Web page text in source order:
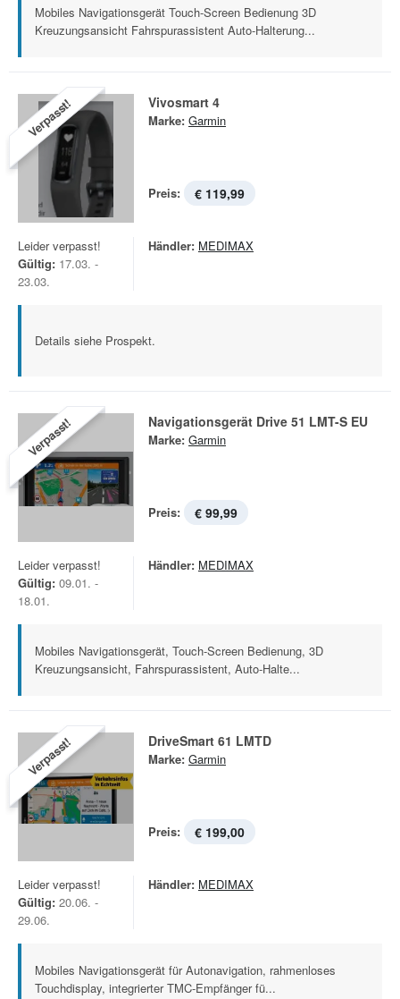
Mobiles Navigationsgerät Touch-Screen Bedienung 3D
Kreuzungsansicht Fahrspurassistent Auto-Halterung...
Verpasst! Vivosmart 4
Marke: Garmin
Preis: € 119,99
Leider verpasst!
Gültig: 17.03. -
23.03.
Händler: MEDIMAX
Details siehe Prospekt.
Verpasst! Navigationsgerät Drive 51 LMT-S EU
Marke: Garmin
Preis: € 99,99
Leider verpasst!
Gültig: 09.01. -
18.01.
Händler: MEDIMAX
Mobiles Navigationsgerät, Touch-Screen Bedienung, 3D
Kreuzungsansicht, Fahrspurassistent, Auto-Halte...
Verpasst! DriveSmart 61 LMTD
Marke: Garmin
Preis: € 199,00
Leider verpasst!
Gültig: 20.06. -
29.06.
Händler: MEDIMAX
Mobiles Navigationsgerät für Autonavigation, rahmenloses
Touchdisplay, integrierter TMC-Empfänger fü...